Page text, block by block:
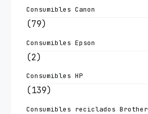
Consumibles Canon
(79)
Consumibles Epson
(2)
Consumibles HP
(139)
Consumibles reciclados Brother